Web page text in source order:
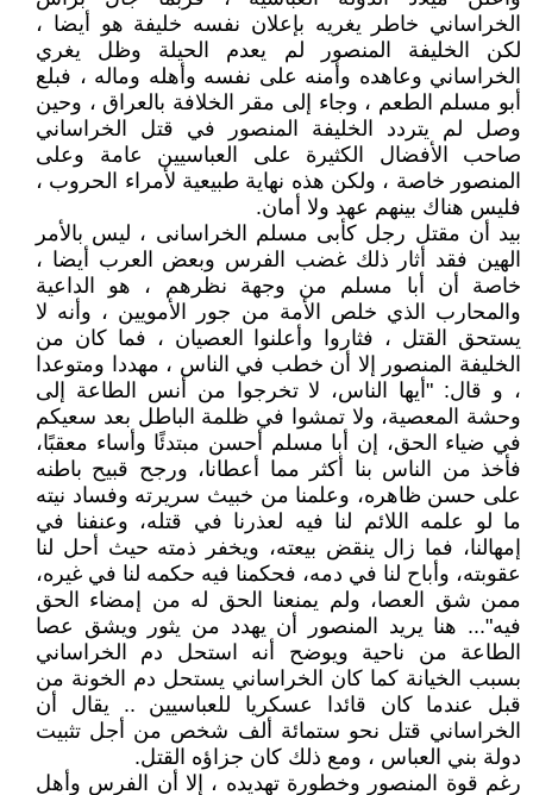
الخراساني خاطر يغريه بإعلان نفسه خليفة هو أيضا ،
لكن الخليفة المنصور لم يعدم الحيلة وظل يغري
الخراساني وعاهده وأمنه على نفسه وأهله وماله ، فبلع
أبو مسلم الطعم ، وجاء إلى مقر الخلافة بالعراق ، وحين
وصل لم يتردد الخليفة المنصور في قتل الخراساني
صاحب الأفضال الكثيرة على العباسيين عامة وعلى
المنصور خاصة ، ولكن هذه نهاية طبيعية لأمراء الحروب ،
فليس هناك بينهم عهد ولا أمان.
بيد أن مقتل رجل كأبى مسلم الخراسانى ، ليس بالأمر
الهين فقد أثار ذلك غضب الفرس وبعض العرب أيضا ،
خاصة أن أبا مسلم من وجهة نظرهم ، هو الداعية
والمحارب الذي خلص الأمة من جور الأمويين ، وأنه لا
يستحق القتل ، فثاروا وأعلنوا العصيان ، فما كان من
الخليفة المنصور إلا أن خطب في الناس ، مهددا ومتوعدا
، و قال: "أيها الناس، لا تخرجوا من أنس الطاعة إلى
وحشة المعصية، ولا تمشوا في ظلمة الباطل بعد سعيكم
في ضياء الحق، إن أبا مسلم أحسن مبتدئًا وأساء معقبًا،
فأخذ من الناس بنا أكثر مما أعطانا، ورجح قبيح باطنه
على حسن ظاهره، وعلمنا من خبيث سريرته وفساد نيته
ما لو علمه اللائم لنا فيه لعذرنا في قتله، وعنفنا في
إمهالنا، فما زال ينقض بيعته، ويخفر ذمته حيث أحل لنا
عقوبته، وأباح لنا في دمه، فحكمنا فيه حكمه لنا في غيره،
ممن شق العصا، ولم يمنعنا الحق له من إمضاء الحق
فيه"... هنا يريد المنصور أن يهدد من يثور ويشق عصا
الطاعة من ناحية ويوضح أنه استحل دم الخراساني
بسبب الخيانة كما كان الخراساني يستحل دم الخونة من
قبل عندما كان قائدا عسكريا للعباسيين .. يقال أن
الخراساني قتل نحو ستمائة ألف شخص من أجل تثبيت
دولة بني العباس ، ومع ذلك كان جزاؤه القتل.
رغم قوة المنصور وخطورة تهديده ، إلا أن الفرس وأهل